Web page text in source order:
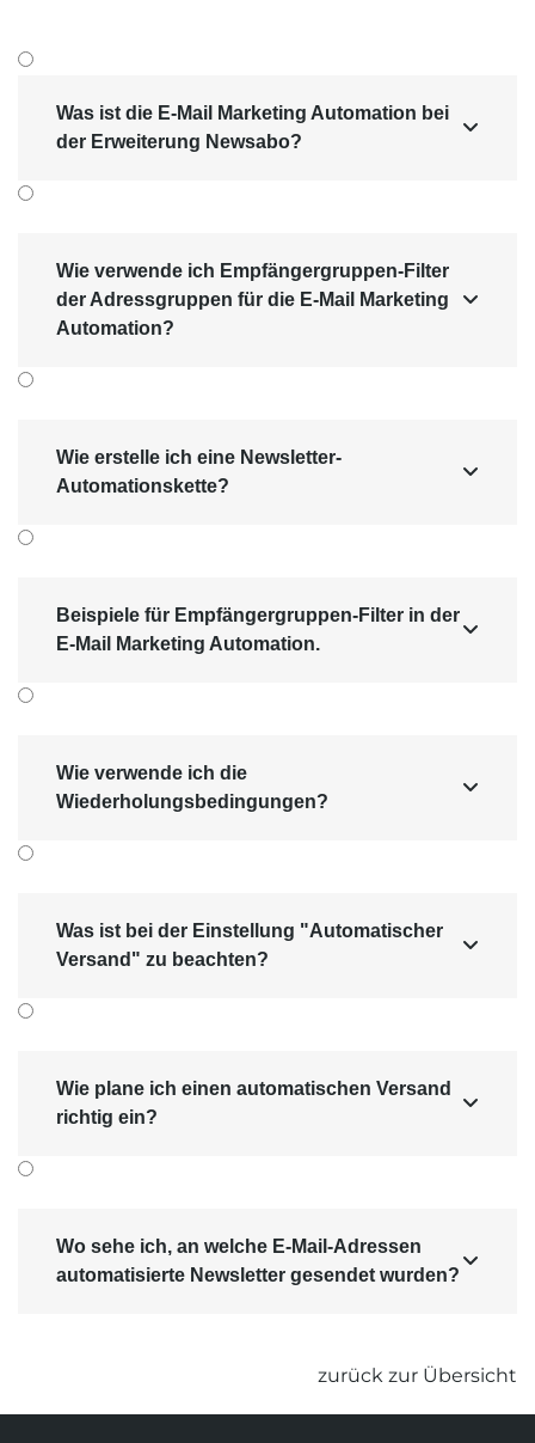
Was ist die E-Mail Marketing Automation bei
der Erweiterung Newsabo?

Wie verwende ich Empfängergruppen-Filter
der Adressgruppen für die E-Mail Marketing
Automation?

Wie erstelle ich eine Newsletter-
Automationskette?

Beispiele für Empfängergruppen-Filter in der
E-Mail Marketing Automation.

Wie verwende ich die
Wiederholungsbedingungen?

Was ist bei der Einstellung "Automatischer
Versand" zu beachten?

Wie plane ich einen automatischen Versand
richtig ein?

Wo sehe ich, an welche E-Mail-Adressen
automatisierte Newsletter gesendet wurden?

zurück zur Übersicht